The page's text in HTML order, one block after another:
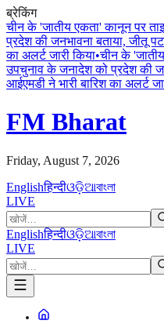
ब्रेकिंग
चीन के 'जातीय एकता' कानून पर
प्रदेश की जनभावना बताया, जीतू
का अलर्ट जारी किया•चीन के
उपचुनाव के जनादेश को प्रदेश की
आईएमडी ने भारी बारिश का अलर्ट
FM Bharat
Friday, August 7, 2026
Englishहिन्दीଓଡ଼ିଆবাংলা
LIVE
Englishहिन्दीଓଡ଼ିଆবাংলা
LIVE